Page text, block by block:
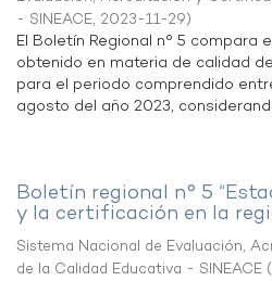
- SINEACE, 2023-11-29)
El Boletín Regional n° 5 compara
obtenido en materia de calidad
para el periodo comprendido
agosto del año 2023,
Boletín regional n° 5
y la certificación en la
Sistema Nacional de Evaluación,
de la Calidad Educativa - SINEACE (